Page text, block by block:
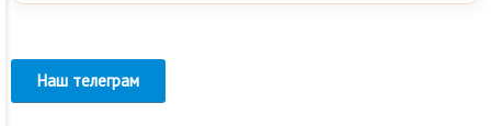
Наш телеграм